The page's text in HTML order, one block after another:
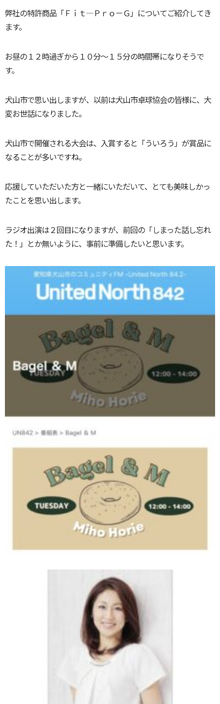
弊社の特許商品「Ｆｉｔ―Ｐｒｏ－Ｇ」についてご紹介してき
ます。
お昼の１２時過ぎから１０分～１５分の時間帯になりそうで
す。
犬山市で思い出しますが、以前は犬山市卓球協会の皆様に、大
変お世話になりました。
犬山市で開催される大会は、入賞すると「ういろう」が賞品に
なることが多いですね。
応援していただいた方と一緒にいただいて、とても美味しかっ
たことを思い出します。
ラジオ出演は２回目になりますが、前回の「しまった話し忘れ
た！」とか無いように、事前に準備したいと思います。